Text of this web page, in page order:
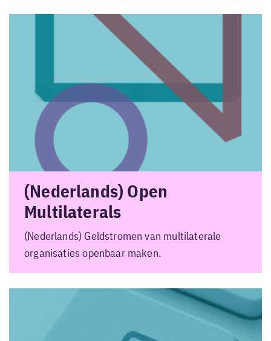
(Nederlands) Open
Multilaterals
(Nederlands) Geldstromen van multilaterale
organisaties openbaar maken.